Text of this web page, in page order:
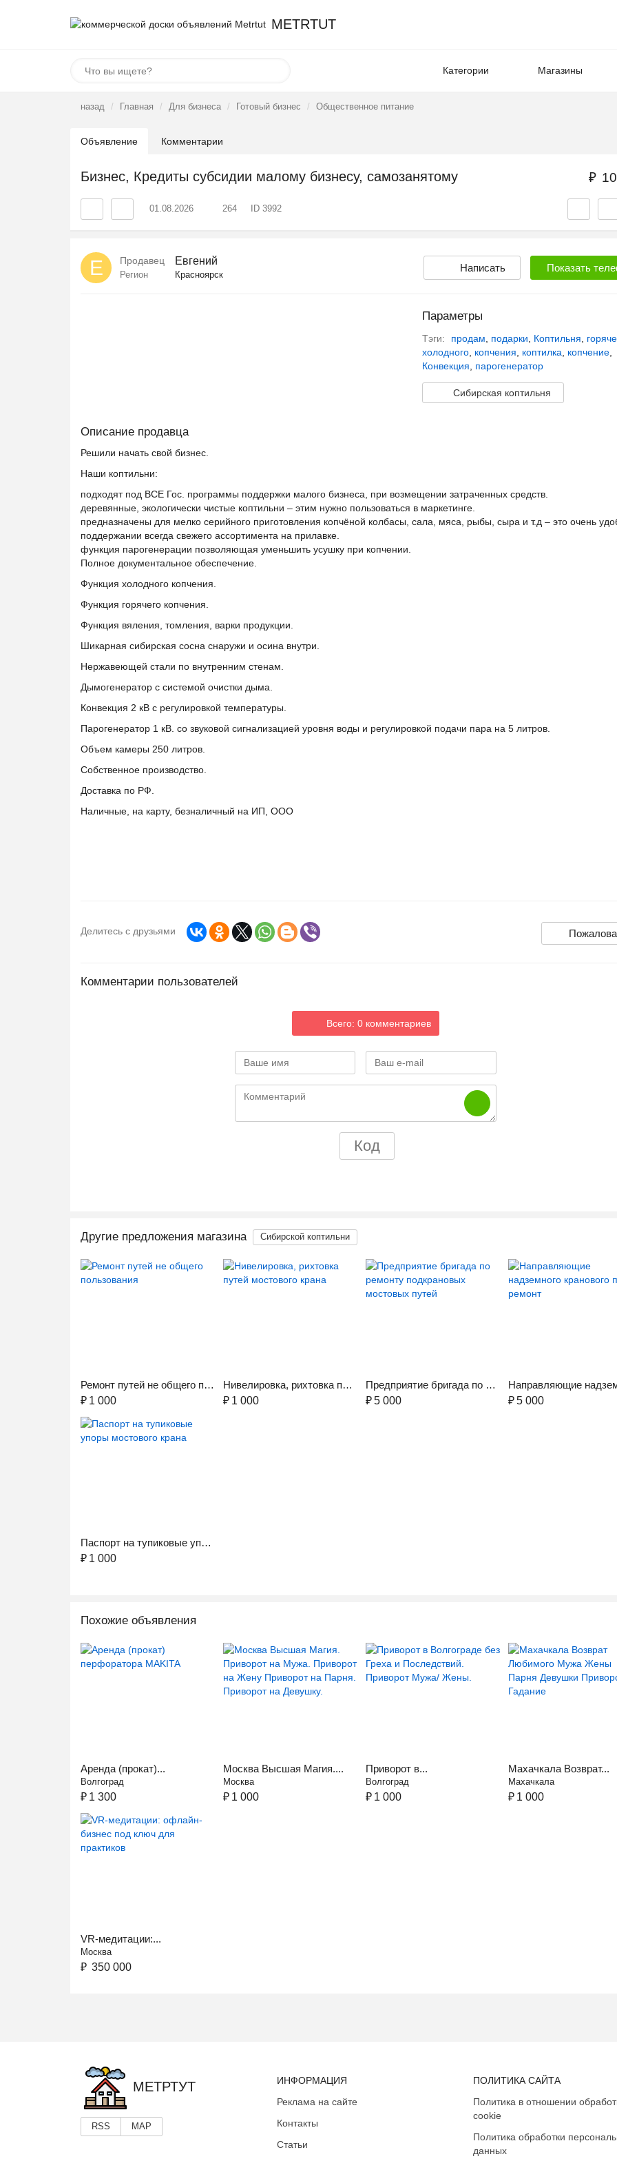
METRTUT
Категории Магазины
назад Главная Для бизнеса Готовый бизнес Общественное питание
Объявление Комментарии
Бизнес, Кредиты субсидии малому бизнесу, самозанятому
01.08.2026 264 ID 3992
₽
Е Продавец Евгений
Регион Красноярск
Написать Показать
Параметры
Тэги: продам подарки Коптильня
холодного копчения коптилка копчение
Конвекция
парогенератор
Сибирская коптильня
Описание продавца
Решили начать свой бизнес.
Наши коптильни:
подходят под ВСЕ Гос. программы поддержки малого бизнеса, при возмещении затраченных средств.
деревянные, экологически чистые коптильни – этим нужно пользоваться в маркетинге.
предназначены для мелко серийного приготовления копчёной колбасы, сала, мяса, рыбы, сыра и т.д – это очень
поддержании всегда свежего ассортимента на прилавке.
функция парогенерации позволяющая уменьшить усушку при копчении.
Полное документальное обеспечение.
Функция холодного копчения.
Функция горячего копчения.
Функция вяления, томления, варки продукции.
Шикарная сибирская сосна снаружи и осина внутри.
Нержавеющей стали по внутренним стенам.
Дымогенератор с системой очистки дыма.
Конвекция 2 кВ с регулировкой температуры.
Парогенератор 1 кВ. со звуковой сигнализацией уровня воды и регулировкой подачи пара на 5 литров.
Объем камеры 250 литров.
Собственное производство.
Доставка по РФ.
Наличные, на карту, безналичный на ИП, ООО
Делитесь с друзьями
Комментарии пользователей
Всего: 0 комментариев
Другие предложения магазина Сибирской коптильни
Ремонт путей не общего пользования
₽ 1 000
Нивелировка, рихтовка путей мостового крана
₽ 1 000
Предприятие бригада по ремонту подкрановых мостовых путей
₽5 000 ₽5 000
Паспорт на тупиковые упоры мостового крана
₽ 1 000
Похожие объявления
Аренда (прокат)...
Волгоград
₽ 1 300
Москва Высшая Магия....
Москва
₽ 1 000
Приворот в...
Волгоград
₽ 1 000
Махачкала Возврат...
Махачкала
₽ 1 000
VR-медитации:...
Москва
₽ 350 000
МЕТРТУТ
RSS MAP
ИНФОРМАЦИЯ
Реклама на сайте
Контакты
Статьи
ПОЛИТИКА САЙТА
Политика в отношении
cookie
Политика обработки
данных